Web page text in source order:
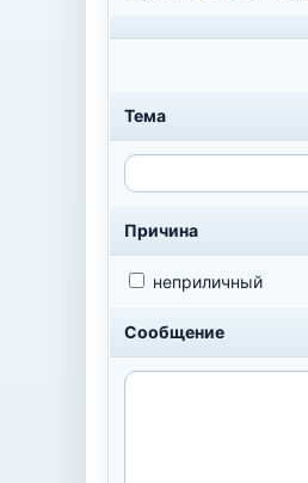
Тема
Причина
неприличный
Сообщение